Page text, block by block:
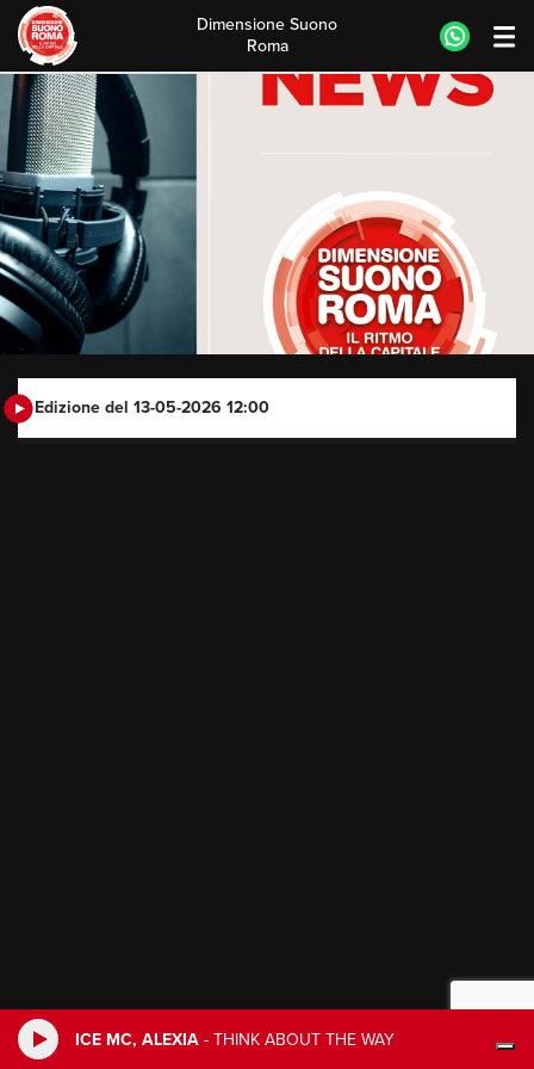
ICE MC, ALEXIA - THINK ABOUT THE WAY
Skip
to
content
Dimensione Suono
Roma
Edizione del 13-05-2026 12:00